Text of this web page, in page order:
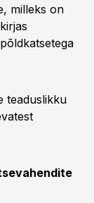
milleks on
teaduslikku